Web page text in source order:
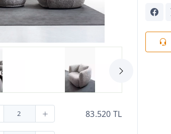
83.520 TL